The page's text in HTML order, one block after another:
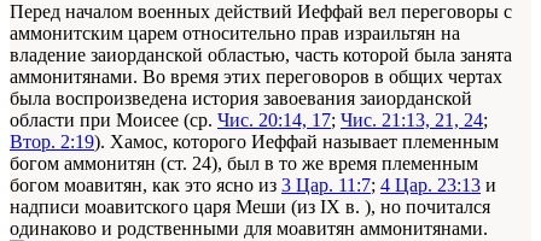
Перед началом военных действий Иеффай вел переговоры с
аммонитским царем относительно прав израильтян на
владение заиорданской областью, часть которой была занята
аммонитянами. Во время этих переговоров в общих чертах
была воспроизведена история завоевания заиорданской
области при Моисее (ср. Чис. 20:14, 17; Чис. 21:13, 21, 24;
Втор. 2:19). Хамос, которого Иеффай называет племенным
богом аммонитян (ст. 24), был в то же время племенным
богом моавитян, как это ясно из 3 Цар. 11:7; 4 Цар. 23:13 и
надписи моавитского царя Меши (из IX в. ), но почитался
одинаково и родственными для моавитян аммонитянами.